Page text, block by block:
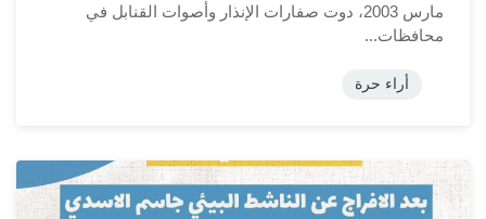
مارس 2003، دوت صفارات الإنذار وأصوات القنابل في
محافظات...
أراء حرة